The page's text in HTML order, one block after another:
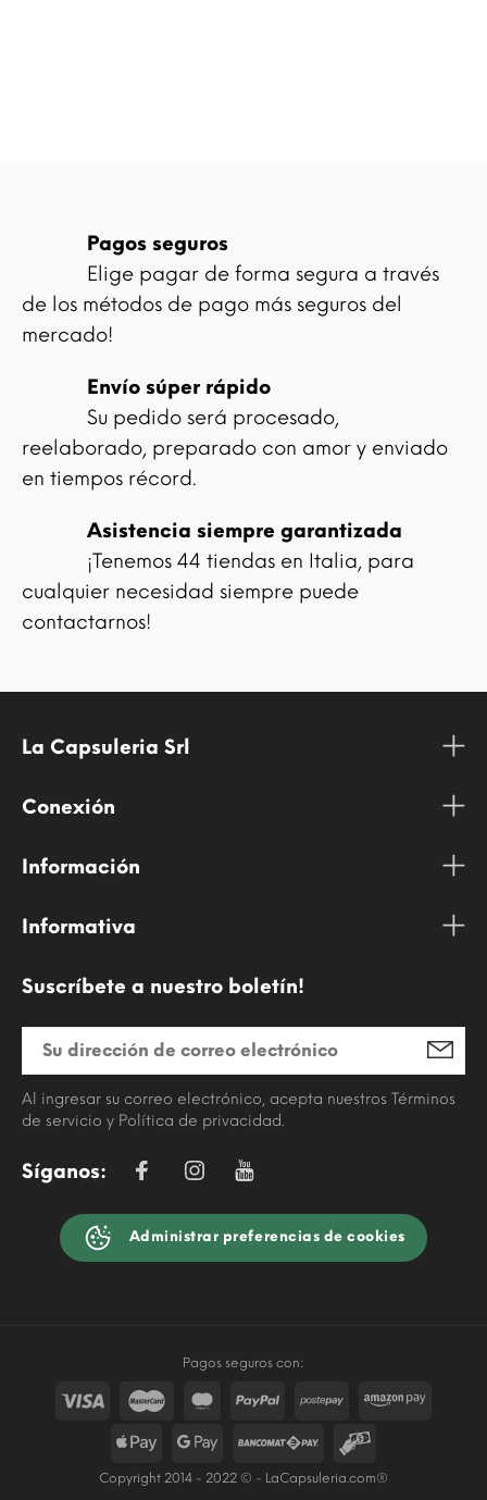
Pagos seguros
Elige pagar de forma segura a través
de los métodos de pago más seguros del
mercado!
Envío súper rápido
Su pedido será procesado,
reelaborado, preparado con amor y enviado
en tiempos récord.
Asistencia siempre garantizada
¡Tenemos 44 tiendas en Italia, para
cualquier necesidad siempre puede
contactarnos!
La Capsuleria Srl
Conexión
Información
Informativa
Suscríbete a nuestro boletín!
Al ingresar su correo electrónico, acepta nuestros Términos
de servicio y Política de privacidad.
Síganos:
Administrar preferencias de cookies
Pagos seguros con:
Copyright 2014 - 2022 © - LaCapsuleria.com®